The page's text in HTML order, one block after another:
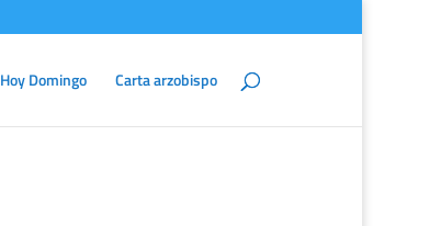
Hoy Domingo Carta arzobispo